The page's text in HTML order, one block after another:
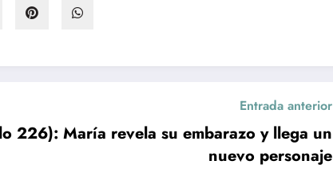
Entrada anterior
226): María revela su embarazo y llega un
nuevo personaje